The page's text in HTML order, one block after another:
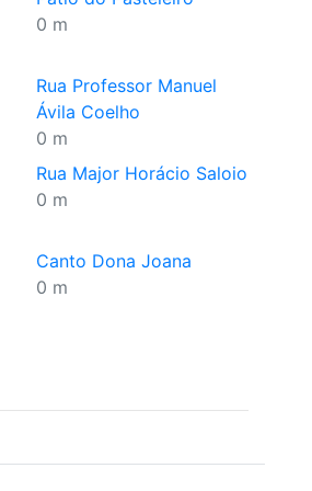
0 m
Rua Professor Manuel
Ávila Coelho
0 m
Rua Major Horácio Saloio
0 m
Canto Dona Joana
0 m